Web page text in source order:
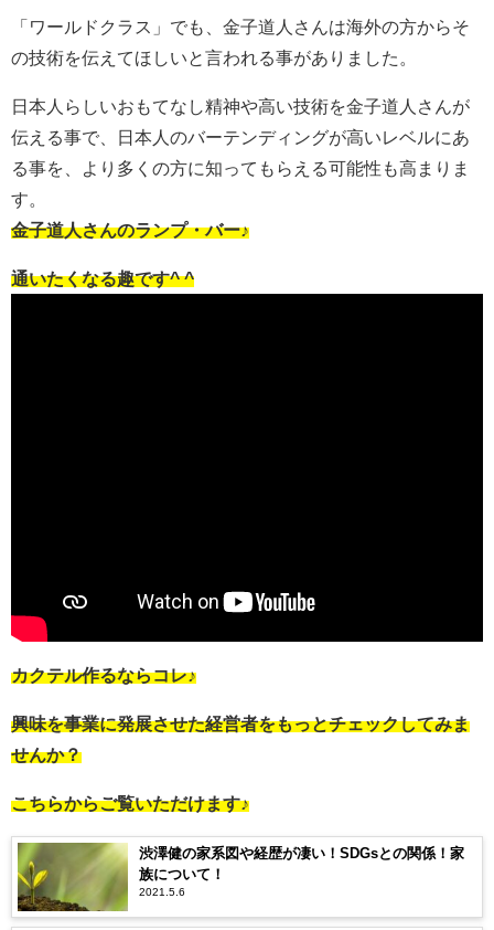
「ワールドクラス」でも、金子道人さんは海外の方からそ
の技術を伝えてほしいと言われる事がありました。
日本人らしいおもてなし精神や高い技術を金子道人さんが
伝える事で、日本人のバーテンディングが高いレベルにあ
る事を、より多くの方に知ってもらえる可能性も高まりま
す。
金子道人さんのランプ・バー♪
通いたくなる趣です^ ^
カクテル作るならコレ♪
興味を事業に発展させた経営者をもっとチェックしてみま
せんか？
こちらからご覧いただけます♪
渋澤健の家系図や経歴が凄い！SDGsとの関係！家
族について！
2021.5.6